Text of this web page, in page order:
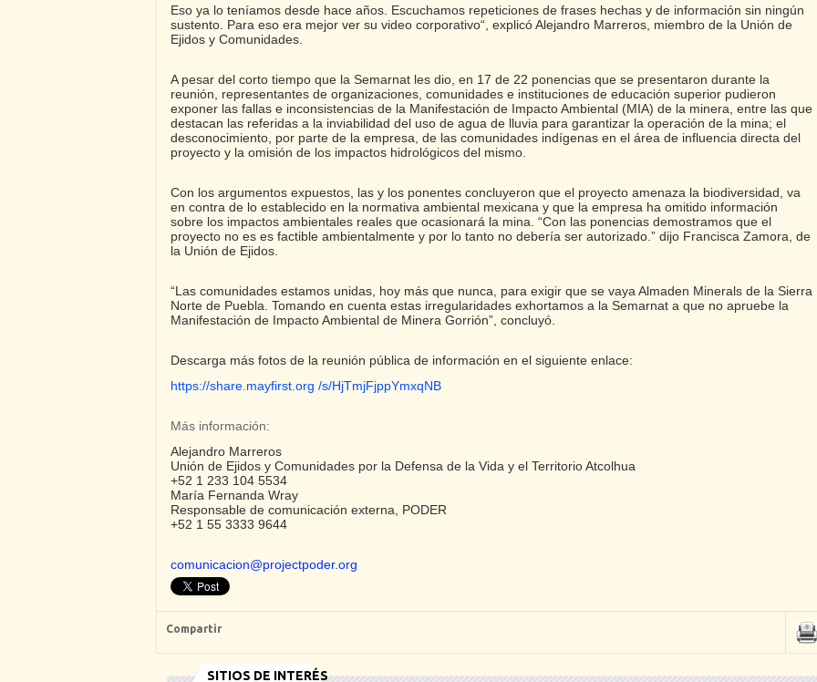
Eso ya lo teníamos desde hace años. Escuchamos repeticiones de frases hechas y de información sin ningún
sustento. Para eso era mejor ver su video corporativo“, explicó Alejandro Marreros, miembro de la Unión de
Ejidos y Comunidades.
A pesar del corto tiempo que la Semarnat les dio, en 17 de 22 ponencias que se presentaron durante la
reunión, representantes de organizaciones, comunidades e instituciones de educación superior pudieron
exponer las fallas e inconsistencias de la Manifestación de Impacto Ambiental (MIA) de la minera, entre las que
destacan las referidas a la inviabilidad del uso de agua de lluvia para garantizar la operación de la mina; el
desconocimiento, por parte de la empresa, de las comunidades indígenas en el área de influencia directa del
proyecto y la omisión de los impactos hidrológicos del mismo.
Con los argumentos expuestos, las y los ponentes concluyeron que el proyecto amenaza la biodiversidad, va
en contra de lo establecido en la normativa ambiental mexicana y que la empresa ha omitido información
sobre los impactos ambientales reales que ocasionará la mina. “Con las ponencias demostramos que el
proyecto no es es factible ambientalmente y por lo tanto no debería ser autorizado.” dijo Francisca Zamora, de
la Unión de Ejidos.
“Las comunidades estamos unidas, hoy más que nunca, para exigir que se vaya Almaden Minerals de la Sierra
Norte de Puebla. Tomando en cuenta estas irregularidades exhortamos a la Semarnat a que no apruebe la
Manifestación de Impacto Ambiental de Minera Gorrión”, concluyó.
Descarga más fotos de la reunión pública de información en el siguiente enlace:
https://share.mayfirst.org /s/HjTmjFjppYmxqNB
Más información:
Alejandro Marreros
Unión de Ejidos y Comunidades por la Defensa de la Vida y el Territorio Atcolhua
+52 1 233 104 5534
María Fernanda Wray
Responsable de comunicación externa, PODER
+52 1 55 3333 9644
comunicacion@projectpoder.org
Compartir
SITIOS DE INTERÉS